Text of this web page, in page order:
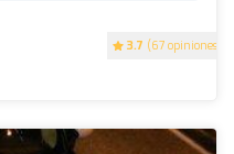
3.7 (67 opiniones)